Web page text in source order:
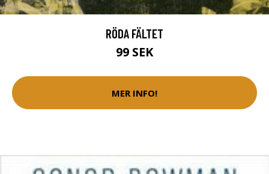
RÖDA FÄLTET
99 SEK
MER INFO!